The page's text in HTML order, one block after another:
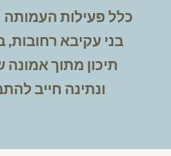
כלל פעילות העמותה
בני עקיבא רחובות,
תיכון מתוך אמונה
ונתינה חייב